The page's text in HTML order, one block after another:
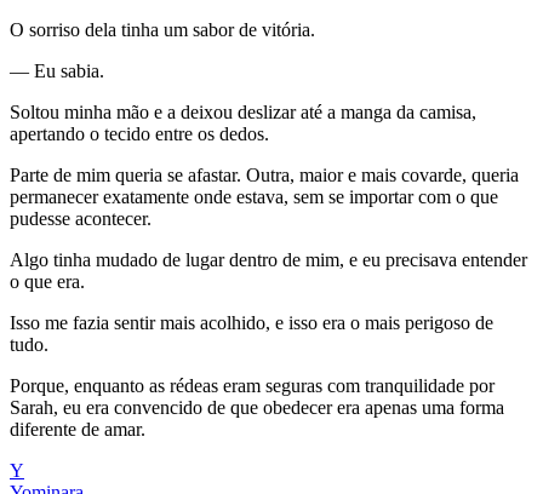
O sorriso dela tinha um sabor de vitória.
— Eu sabia.
Soltou minha mão e a deixou deslizar até a manga da camisa,
apertando o tecido entre os dedos.
Parte de mim queria se afastar. Outra, maior e mais covarde, queria
permanecer exatamente onde estava, sem se importar com o que
pudesse acontecer.
Algo tinha mudado de lugar dentro de mim, e eu precisava entender
o que era.
Isso me fazia sentir mais acolhido, e isso era o mais perigoso de
tudo.
Porque, enquanto as rédeas eram seguras com tranquilidade por
Sarah, eu era convencido de que obedecer era apenas uma forma
diferente de amar.
Y